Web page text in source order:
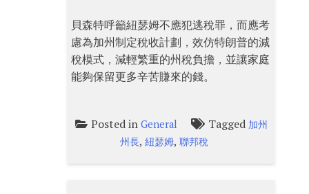
貝森特呼籲紐瑟姆不應犯逃稅罪，而應考
慮為加州制定稅收計劃，效仿特朗普的減
稅模式，減輕繁重的州稅負擔，並讓家庭
能夠保留更多辛苦賺來的錢。
Posted in General Tagged 加州
州長,紐瑟姆,聯邦稅